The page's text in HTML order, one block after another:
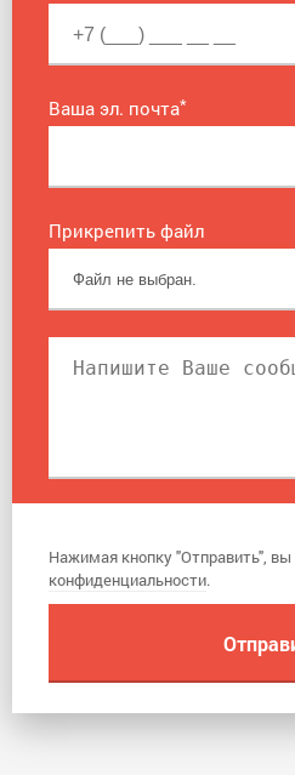
Ваша эл. почта*
Прикрепить файл
Нажимая кнопку "Отправить", вы
конфиденциальности.